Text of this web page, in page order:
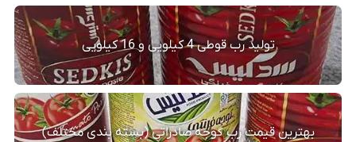
تولید رب قوطی 4 کیلویی و 16 کیلویی
بهترین قیمت رب گوجه صادراتی (بسته بندی مختلف)